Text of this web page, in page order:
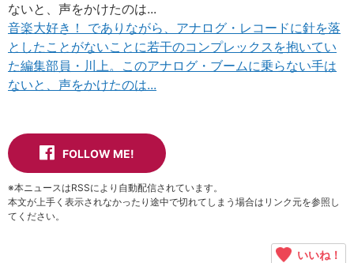
ないと、声をかけたのは...
音楽大好き！ でありながら、アナログ・レコードに針を落
としたことがないことに若干のコンプレックスを抱いてい
た編集部員・川上。このアナログ・ブームに乗らない手は
ないと、声をかけたのは...
FOLLOW ME!
※本ニュースはRSSにより自動配信されています。
本文が上手く表示されなかったり途中で切れてしまう場合はリンク元を参照し
てください。
いいね！